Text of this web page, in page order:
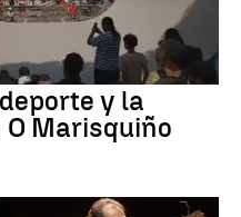
y la
Marisquiño